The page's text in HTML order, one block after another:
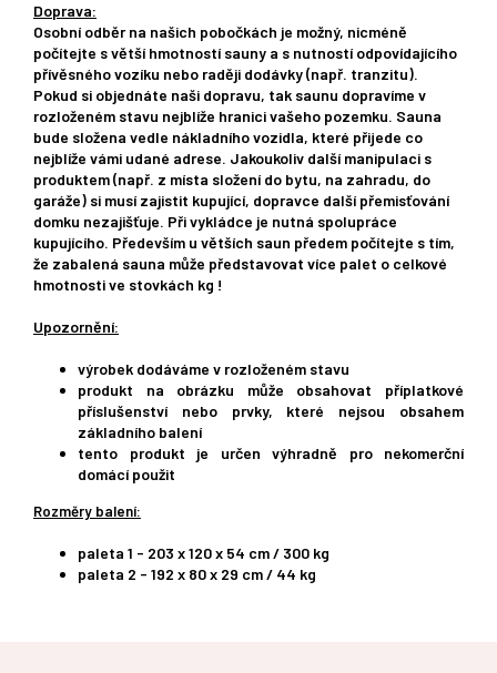
Doprava:
Osobní odběr na našich pobočkách je možný, nicméně
počítejte s větší hmotností sauny a s nutností odpovídajícího
přívěsného vozíku nebo raději dodávky (např. tranzitu).
Pokud si objednáte naši dopravu, tak saunu dopravíme v
rozloženém stavu nejblíže hranici vašeho pozemku. Sauna
bude složena vedle nákladního vozidla, které přijede co
nejblíže vámi udané adrese. Jakoukoliv další manipulaci s
produktem (např. z místa složení do bytu, na zahradu, do
garáže) si musí zajistit kupující, dopravce další přemisťování
domku nezajišťuje. Při vykládce je nutná spolupráce
kupujícího. Především u větších saun předem počítejte s tím,
že zabalená sauna může představovat více palet o celkové
hmotnosti ve stovkách kg !
Upozornění:
výrobek dodáváme v rozloženém stavu
produkt na obrázku může obsahovat příplatkové
příslušenství nebo prvky, které nejsou obsahem
základního balení
tento produkt je určen výhradně pro nekomerční
domácí použit
Rozměry balení:
paleta 1 - 203 x 120 x 54 cm / 300 kg
paleta 2 - 192 x 80 x 29 cm / 44 kg